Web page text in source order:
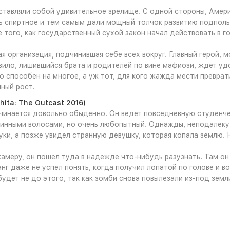
собой удивительное зрелище. С одной стороны,
спиртное и тем самым дали мощный толчок развитию
как государственный сухой закон начал действовать в
подчинившая себе всех вокруг. Главный герой,
лишившийся брата и родителей по вине мафиози, ждет
на многое, а уж тот, для кого жажда мести
рост.
The Outcast 2016)
довольно обыденно. Он ведет повседневную
волосами, но очень любопытный. Однажды,
а позже увидел странную девушку, которая копала землю.
он пошел туда в надежде что-нибудь разузнать. Там
не успел понять, когда получил лопатой по голове и
не до этого, так как зомби снова повылезали из-под